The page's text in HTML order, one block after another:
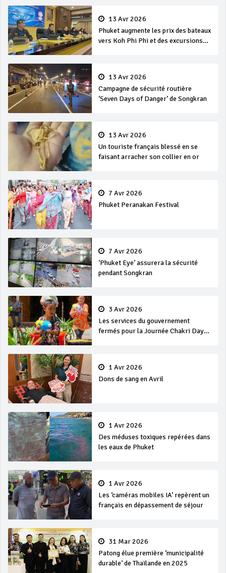
13 Avr 2026
Phuket augmente les prix des bateaux
vers Koh Phi Phi et des excursions
13 Avr 2026
Campagne de sécurité routière
‘Seven Days of Danger’ de Songkran
13 Avr 2026
Un touriste français blessé en se
faisant arracher son collier en or
7 Avr 2026
Phuket Peranakan Festival
7 Avr 2026
‘Phuket Eye’ assurera la sécurité
pendant Songkran
3 Avr 2026
Les services du gouvernement
fermés pour la Journée Chakri Day
1 Avr 2026
Dons de sang en Avril
1 Avr 2026
Des méduses toxiques repérées dans
les eaux de Phuket
1 Avr 2026
Les ‘caméras mobiles IA’ repèrent un
français en dépassement de séjour
31 Mar 2026
Patong élue première ‘municipalité
durable’ de Thaïlande en 2025